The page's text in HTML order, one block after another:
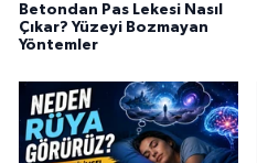
Betondan Pas Lekesi Nasıl
Çıkar? Yüzeyi Bozmayan
Yöntemler